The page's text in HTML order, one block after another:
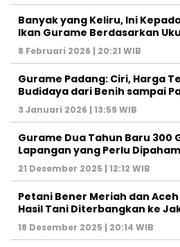
Banyak yang Keliru, Ini
Ikan Gurame Berdasarkan
8 Februari 2026 | 20:21 WIB
Gurame Padang: Ciri, Harga
Budidaya dari Benih sampai
3 Januari 2026 | 13:59 WIB
Gurame Dua Tahun Baru 300
Lapangan yang Perlu
21 Desember 2025 | 12:12 WIB
Petani Bener Meriah dan
Hasil Tani Diterbangkan ke
18 Desember 2025 | 20:14 WIB